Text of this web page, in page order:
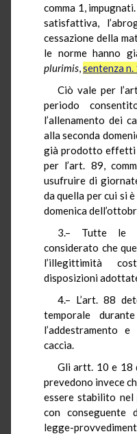
comma 1,
satisfattiva,
cessazione della
le norme hanno
plurimis,sentenza
Ciò vale per
periodo
l’allenamento dei
alla seconda
già prodotto effetti
per l’art. 89,
usufruire di
da quella per cui si
domenica
3.– Tutte le
considerato che
l’illegittimità
disposizioni
4.– L’art. 88
temporale
l’addestramento
caccia.
Gli artt. 10 e 18
prevedono invece
essere stabilito
con
legge-